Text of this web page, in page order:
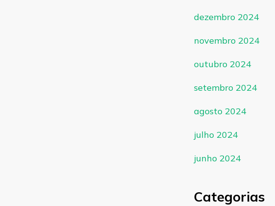
dezembro 2024
novembro 2024
outubro 2024
setembro 2024
agosto 2024
julho 2024
junho 2024
Categorias